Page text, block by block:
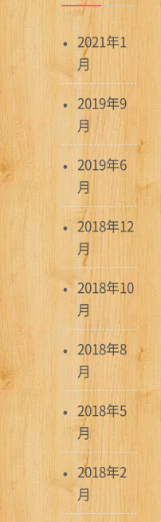
2021年1
月
2019年9
月
2019年6
月
2018年12
月
2018年10
月
2018年8
月
2018年5
月
2018年2
月